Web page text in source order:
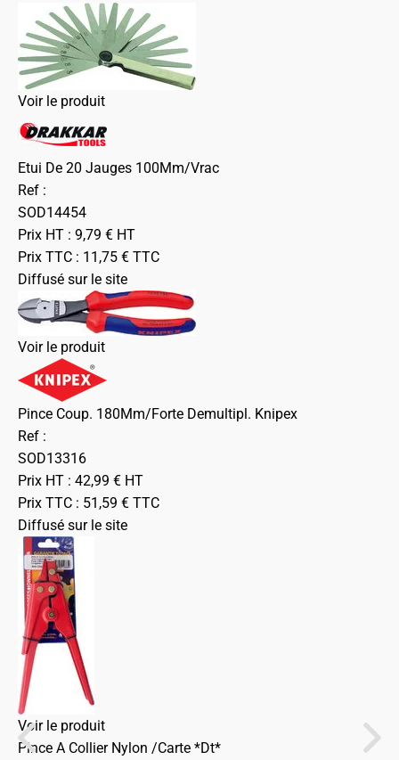
Voir le produit
Etui De 20 Jauges 100Mm/Vrac
Ref :
SOD14454
Prix HT : 9,79 € HT
Prix TTC : 11,75 € TTC
Diffusé sur le site
Voir le produit
Pince Coup. 180Mm/Forte Demultipl. Knipex
Ref :
SOD13316
Prix HT : 42,99 € HT
Prix TTC : 51,59 € TTC
Diffusé sur le site
Voir le produit
Pince A Collier Nylon /Carte *Dt*